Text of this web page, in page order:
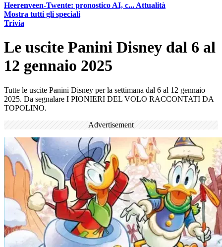
Heerenveen-Twente: pronostico AI, c... Attualità
Mostra tutti gli speciali
Trivia
Le uscite Panini Disney dal 6 al
12 gennaio 2025
Tutte le uscite Panini Disney per la settimana dal 6 al 12 gennaio
2025. Da segnalare I PIONIERI DEL VOLO RACCONTATI DA
TOPOLINO.
Advertisement